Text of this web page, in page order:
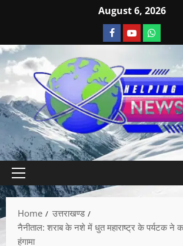
August 6, 2026
Home
उत्तराखण्ड
नैनीताल: शराब के नशे में धुत महाराष्ट्र के पर्यटक ने
हंगामा